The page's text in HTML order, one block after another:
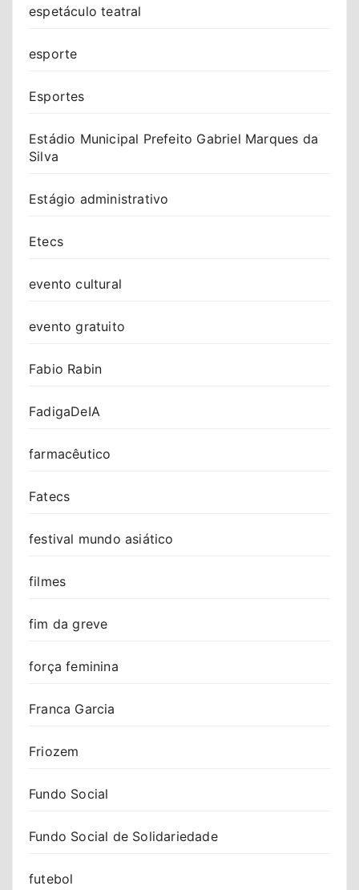
espetáculo teatral
esporte
Esportes
Estádio Municipal Prefeito Gabriel Marques da
Silva
Estágio administrativo
Etecs
evento cultural
evento gratuito
Fabio Rabin
FadigaDeIA
farmacêutico
Fatecs
festival mundo asiático
filmes
fim da greve
força feminina
Franca Garcia
Friozem
Fundo Social
Fundo Social de Solidariedade
futebol